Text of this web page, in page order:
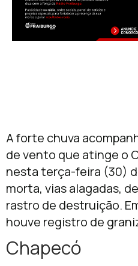
A forte chuva
de vento que atinge o
nesta terça-feira (30)
morta, vias alagadas,
rastro de destruição.
houve registro de
Chapecó